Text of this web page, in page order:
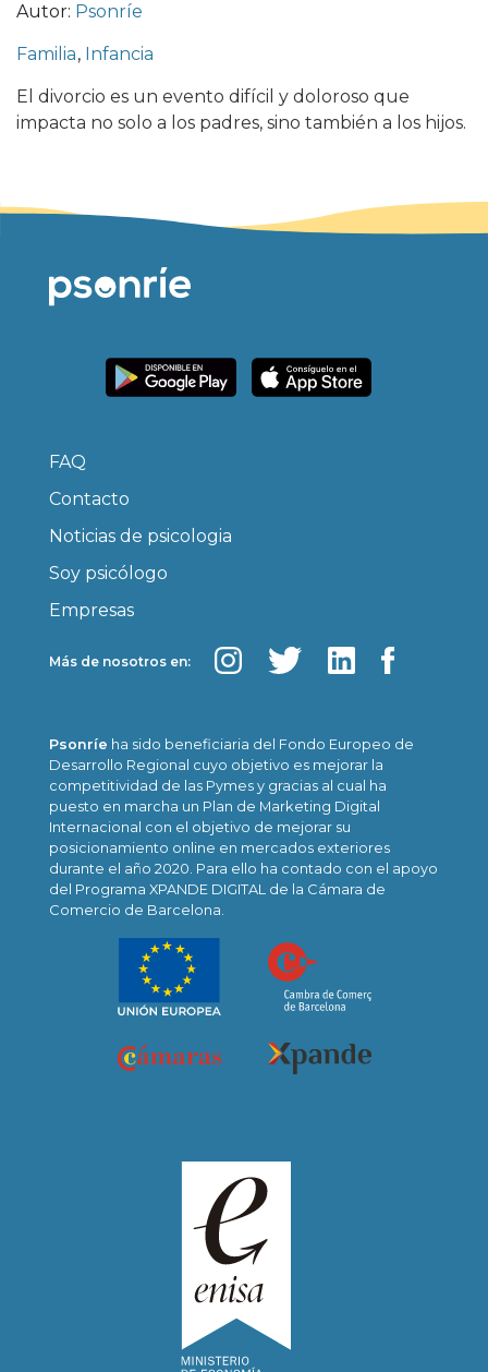
Autor: Psonríe
Familia, Infancia
El divorcio es un evento difícil y doloroso que
impacta no solo a los padres, sino también a los hijos.
FAQ
Contacto
Noticias de psicologia
Soy psicólogo
Empresas
Más de nosotros en:
Psonríe ha sido beneficiaria del Fondo Europeo de
Desarrollo Regional cuyo objetivo es mejorar la
competitividad de las Pymes y gracias al cual ha
puesto en marcha un Plan de Marketing Digital
Internacional con el objetivo de mejorar su
posicionamiento online en mercados exteriores
durante el año 2020. Para ello ha contado con el apoyo
del Programa XPANDE DIGITAL de la Cámara de
Comercio de Barcelona.